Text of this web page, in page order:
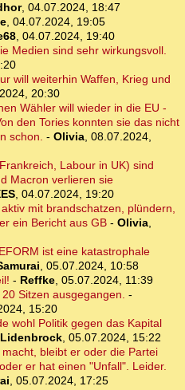
, 04.07.2024, 18:47
, 04.07.2024, 19:05
, 04.07.2024, 19:40
Medien sind sehr wirkungsvoll.
will weiterhin Waffen, Krieg und
20:30
Wähler will wieder in die EU -
den Tories konnten sie das nicht
schon. - Olivia, 08.07.2024,
Labour in UK) sind
Macron verlieren sie
, 04.07.2024, 19:20
mit brandschatzen, plündern,
ein Bericht aus GB - Olivia,
ist eine katastrophale
, 05.07.2024, 10:58
- Reffke, 05.07.2024, 11:39
Sitzen ausgegangen. -
15:20
wohl Politik gegen das Kapital
, 05.07.2024, 15:22
bleibt er oder die Partei
er hat einen "Unfall". Leider.
, 05.07.2024, 17:25